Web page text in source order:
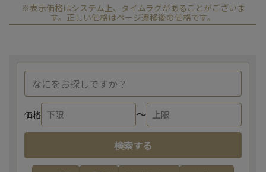
※表示価格はシステム上、タイムラグがあることがございま
す。正しい価格はページ遷移後の価格です。
価格 〜
検索する